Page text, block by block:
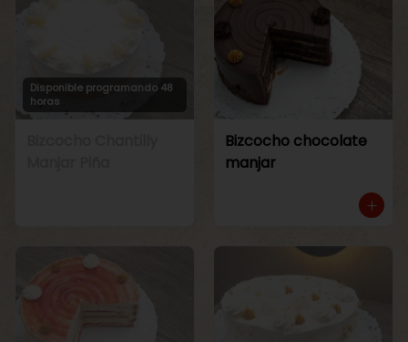
Disponible programando 48
horas
Bizcocho chocolate
manjar